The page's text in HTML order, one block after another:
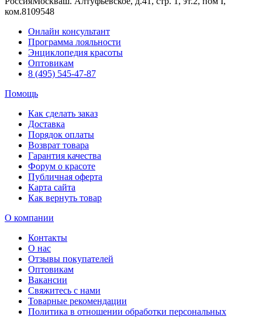
ком.8109548
Онлайн консультант
Программа лояльности
Энциклопедия красоты
Оптовикам
8 (495) 545-47-87
Помощь
Как сделать заказ
Доставка
Порядок оплаты
Возврат товара
Гарантия качества
Форум о красоте
Публичная оферта
Карта сайта
Как вернуть товар
О компании
Контакты
О нас
Отзывы покупателей
Оптовикам
Вакансии
Свяжитесь с нами
Товарные рекомендации
Политика в отношении обработки персональных